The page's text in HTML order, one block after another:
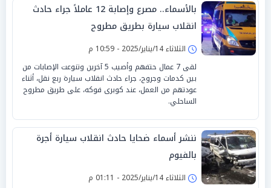
بالأسماء.. مصرع وإصابة 12 عاملاً جراء حادث
انقلاب سيارة بطريق مطروح
الثلاثاء 14/يناير/2025 - 10:59 م
لقى 7 عمال حتفهم وأصيب 5 آخرين وتنوعت الإصابات من
بين كدمات وجروح، جراء حادث انقلاب سيارة ربع نقل، أثناء
عودتهم من العمل، عند كوبرى فوكه، على طريق مطروح
الساحلي.
ننشر أسماء ضحايا حادث انقلاب سيارة أجرة
بالفيوم
الثلاثاء 14/يناير/2025 - 01:11 م